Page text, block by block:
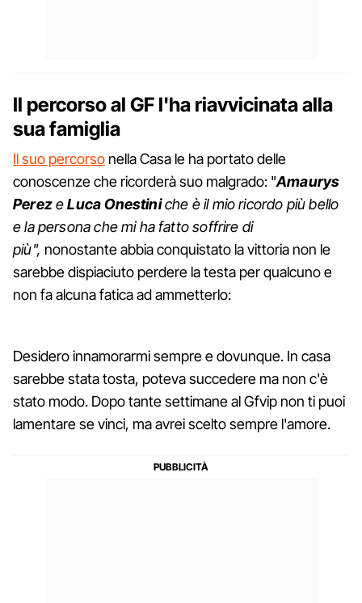
Il percorso al GF l'ha riavvicinata alla
sua famiglia
Il suo percorso nella Casa le ha portato delle
conoscenze che ricorderà suo malgrado: "Amaurys
PerezeLuca Onestiniche è il mio ricordo più bello
e la persona che mi ha fatto soffrire di
più", nonostante abbia conquistato la vittoria non le
sarebbe dispiaciuto perdere la testa per qualcuno e
non fa alcuna fatica ad ammetterlo:
Desidero innamorarmi sempre e dovunque. In casa
sarebbe stata tosta, poteva succedere ma non c'è
stato modo. Dopo tante settimane al Gfvip non ti puoi
lamentare se vinci, ma avrei scelto sempre l'amore.